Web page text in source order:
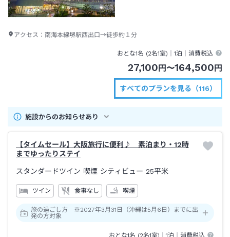
アクセス： 南海本線堺駅西出口→徒歩約１分
おとな1名 (2名1室)｜1泊 ｜消費税込
27,100 円 〜164,500 円
すべてのプランを見る（116）
施設からのお知らせあり
【タイムセール】大阪旅行に便利♪ 素泊まり・12時
までゆったりステイ
スタンダードツイン 喫煙 シティビュー 25平米
ツイン 食事なし 喫煙
旅の過ごし方 ※2027年3月31日（沖縄は5月6日）までに出
発の方対象